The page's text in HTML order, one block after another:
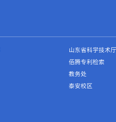
山东省科学技术厅
佰腾专利检索
教务处
泰安校区